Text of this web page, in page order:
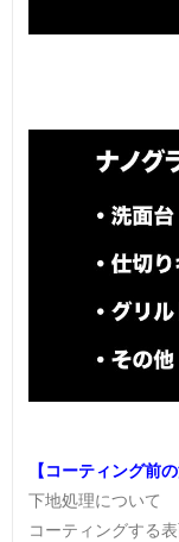
【コーティング前の
下地処理について
コーティングする